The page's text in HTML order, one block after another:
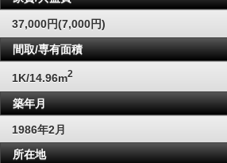
37,000円(7,000円)
間取/専有面積
1K/14.96m2
築年月
1986年2月
所在地